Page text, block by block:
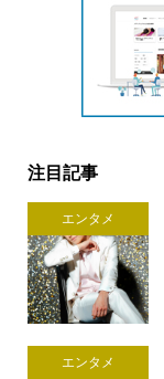
注目記事
エンタメ
エンタメ